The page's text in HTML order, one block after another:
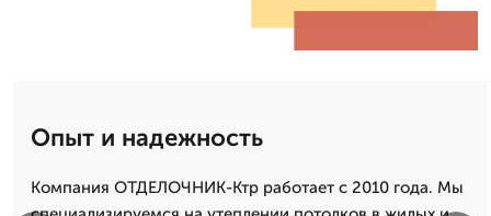
Опыт и надежность
Компания ОТДЕЛОЧНИК-Ктр работает с 2010 года. Мы